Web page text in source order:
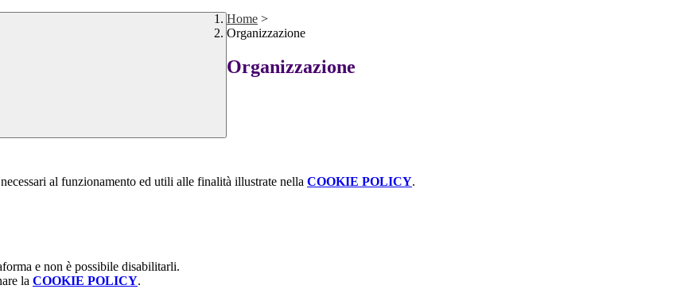
Home >
Organizzazione
Organizzazione
al funzionamento ed utili alle finalità illustrate nella COOKIE POLICY.
e non è possibile disabilitarli.
la COOKIE POLICY.